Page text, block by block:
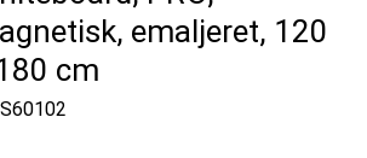
emaljeret, 120
cm